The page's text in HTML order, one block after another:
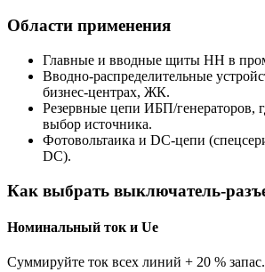
Области применения
Главные и вводные щиты НН в
Вводно-распределительные
бизнес-центрах, ЖК.
Резервные цепи ИБП/генераторов,
выбор источника.
Фотовольтаика и DC-цепи
DC).
Как выбрать выключатель-
Номинальный ток и Ue
Суммируйте ток всех линий + 20 %